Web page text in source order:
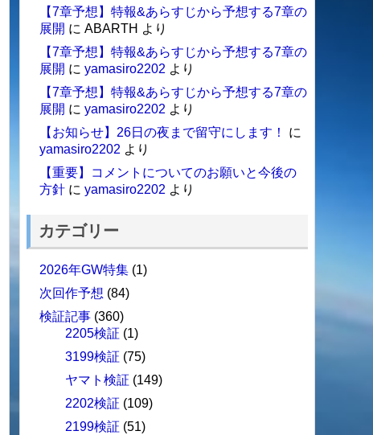
【7章予想】特報&あらすじから予想する7章の
展開 に ABARTH より
【7章予想】特報&あらすじから予想する7章の
展開 に yamasiro2202 より
【7章予想】特報&あらすじから予想する7章の
展開 に yamasiro2202 より
【お知らせ】26日の夜まで留守にします！
に
yamasiro2202 より
【重要】コメントについてのお願いと今後の
方針 に yamasiro2202 より
カテゴリー
2026年GW特集 (1)
次回作予想 (84)
検証記事 (360)
2205検証 (1)
3199検証 (75)
ヤマト検証 (149)
2202検証 (109)
2199検証 (51)